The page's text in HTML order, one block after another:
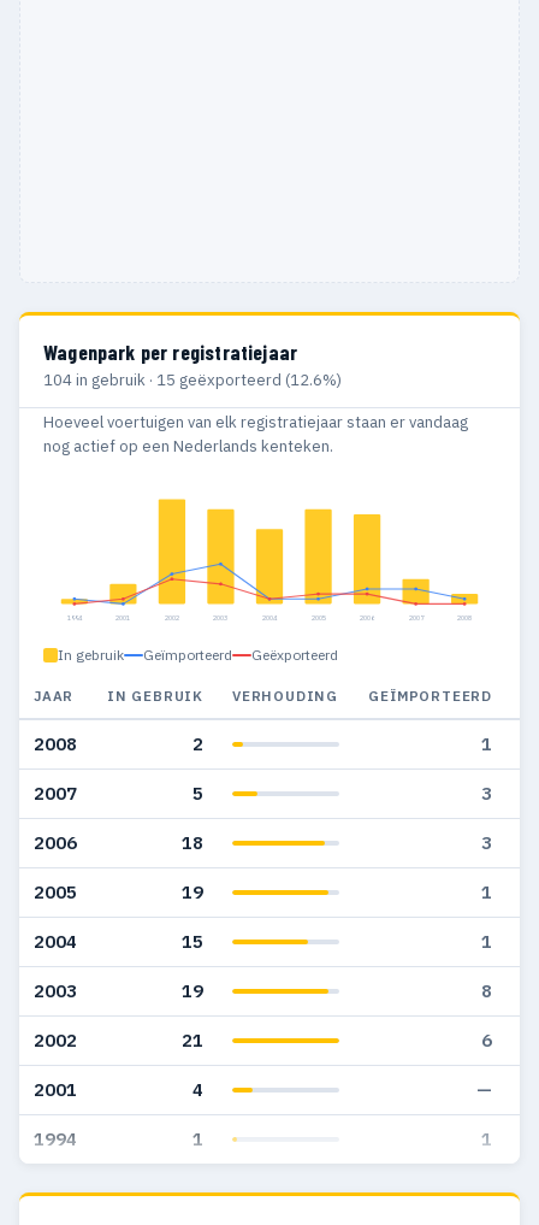
Wagenpark per registratiejaar
104 in gebruik · 15 geëxporteerd (12.6%)
Hoeveel voertuigen van elk registratiejaar staan er vandaag
nog actief op een Nederlands kenteken.
1994 2001 2002 2003 2004 2005 2006 2007 2008
In gebruik Geïmporteerd Geëxporteerd
JAAR IN GEBRUIK VERHOUDING GEÏMPORTEERD
2008 2 1
2007 5 3
2006 18 3
2005 19 1
2004 15 1
2003 19 8
2002 21 6
2001 4 —
1994 1 1